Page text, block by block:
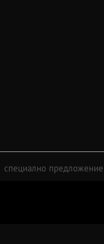
специално предложение